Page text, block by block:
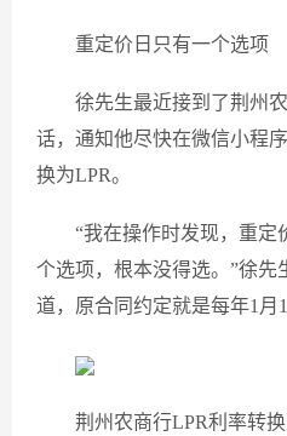
重定价日只有一个选项
徐先生最近接到了荆州
话，通知他尽快在微信小程
换为LPR。
“我在操作时发现，重定
个选项，根本没得选。”徐先
道，原合同约定就是每年1月1
荆州农商行LPR利率转